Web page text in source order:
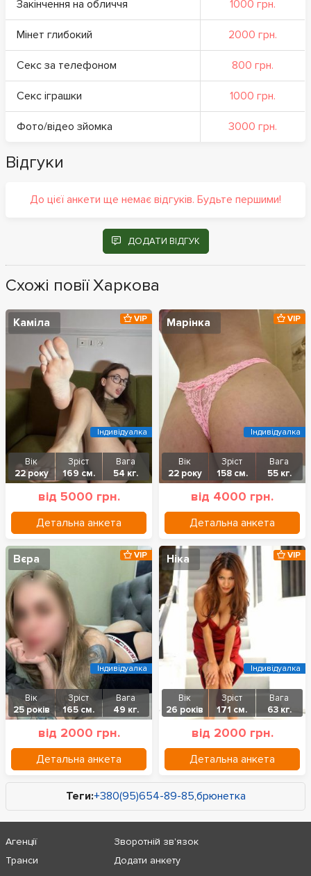
Закінчення на обличчя 1000 грн.
Мінет глибокий 2000 грн.
Секс за телефоном 800 грн.
Секс іграшки 1000 грн.
Фото/відео зйомка 3000 грн.
Відгуки
До цієї анкети ще немає відгуків. Будьте першими!
ДОДАТИ ВІДГУК
Схожі повії Харкова
Каміла
Вік
22 року
Зріст
169 см.
Вага
54 кг.
від 5000 грн.
Детальна анкета
VIP
Індивідуалка
Марінка
Вік
22 року
Зріст
158 см.
Вага
55 кг.
від 4000 грн.
Детальна анкета
VIP
Індивідуалка
Вєра
Вік
25 років
Зріст
165 см.
Вага
49 кг.
від 2000 грн.
Детальна анкета
VIP
Індивідуалка
Ніка
Вік
26 років
Зріст
171 см.
Вага
63 кг.
від 2000 грн.
Детальна анкета
VIP
Індивідуалка
Теги:+380(95)654-89-85,брюнетка
Агенції
Транси
Зворотній зв'язок
Додати анкету